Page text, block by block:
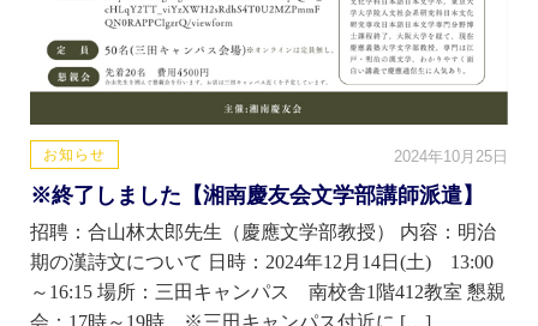
お知らせ 2024年10月25日
※終了しました【湘南慶友会文学部講師派遣】
招聘：合山林太郎先生（慶應文学部教授） 内容：明治
期の漢詩文について 日時：2024年12月14日(土) 13:00
～16:15 場所：三田キャンパス 南校舎1階412教室 懇親
会：17時～19時 ※三田キャンパス付近に […]